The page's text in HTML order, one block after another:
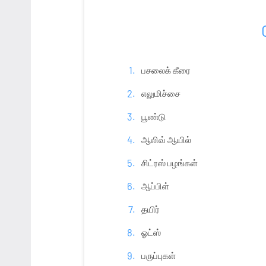
பசலைக் கீரை
எலுமிச்சை
பூண்டு
ஆலிவ் ஆயில்
சிட்ரஸ் பழங்கள்
ஆப்பிள்
தயிர்
ஓட்ஸ்
பருப்புகள்